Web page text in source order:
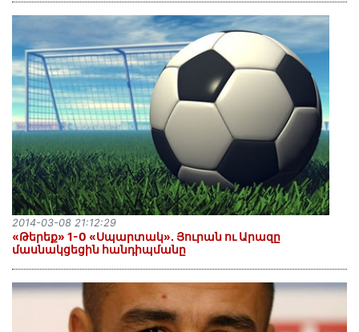
«Թերեք» 1-0 «Սպարտակ». Յուրան ու Արազը
մասնակցեցին հանդիպմանը
2014-03-08 21:12:29